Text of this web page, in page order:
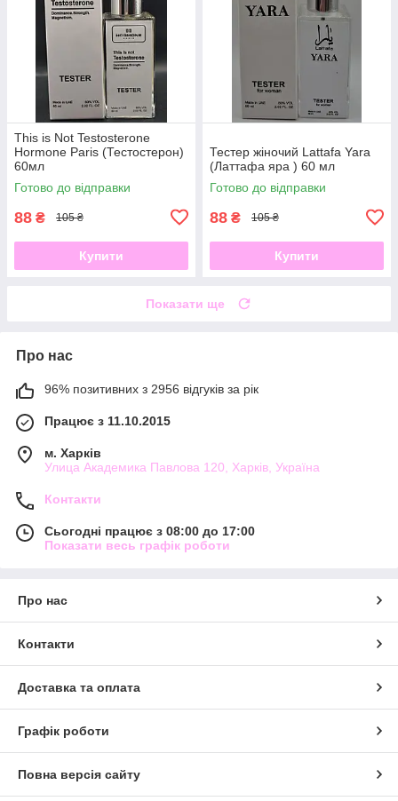
This is Not Testosterone
Hormone Paris (Тестостерон)
60мл
Готово до відправки
88 ₴ 105 ₴
Купити
Тестер жіночий Lattafa Yara
(Латтафа яра ) 60 мл
Готово до відправки
88 ₴ 105 ₴
Купити
Показати ще
Про нас
96% позитивних з 2956 відгуків за рік
Працює з 11.10.2015
м. Харків
Улица Академика Павлова 120, Харків, Україна
Контакти
Сьогодні працює з 08:00 до 17:00
Показати весь графік роботи
Про нас
Контакти
Доставка та оплата
Графік роботи
Повна версія сайту